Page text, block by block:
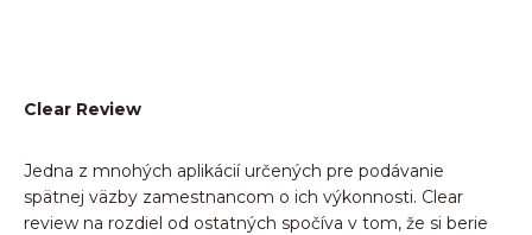
Clear Review
Jedna z mnohých aplikácií určených pre podávanie
spätnej väzby zamestnancom o ich výkonnosti. Clear
review na rozdiel od ostatných spočíva v tom, že si berie